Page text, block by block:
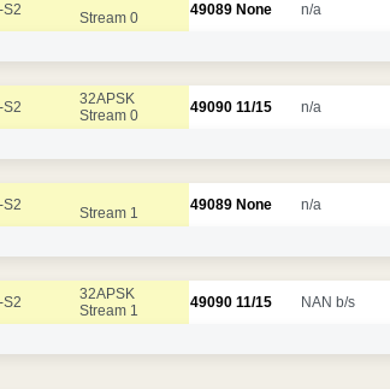
S2 Stream 0 49089 None n/a
S2
32APSK
Stream 0
49090 11/15 n/a
S2 Stream 1 49089 None n/a
S2
32APSK
Stream 1
49090 11/15 NAN b/s